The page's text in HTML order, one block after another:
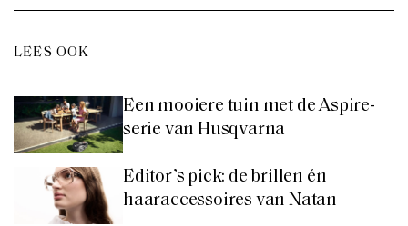
LEES OOK
Een mooiere tuin met de Aspire-
serie van Husqvarna
Editor’s pick: de brillen én
haaraccessoires van Natan